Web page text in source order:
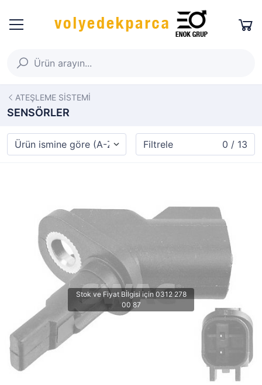
ATEŞLEME SİSTEMİ
SENSÖRLER
Filtrele 0 / 13